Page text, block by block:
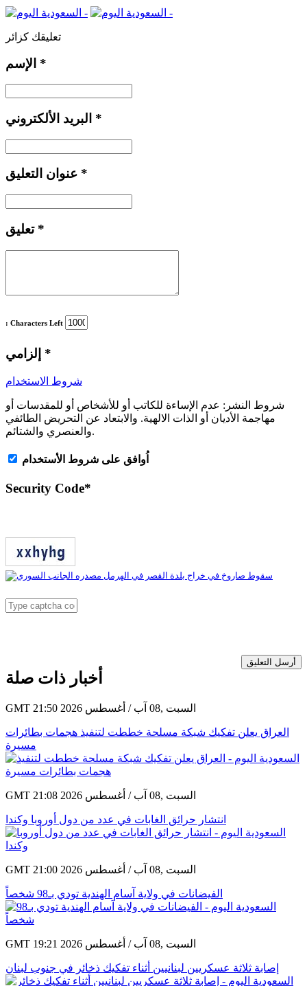
تعليقك كزائر
*
*
*
تعليق *
: Characters Left
*
شروط الاستخدام
شروط النشر: عدم الإساءة للكاتب أو للأشخاص أو للمقدسات أو
مهاجمة الأديان أو الذات الالهية. والابتعاد عن التحريض الطائفي
والعنصري والشتائم.
اُوافق على شروط الأستخدام
Security Code*
أرسل التعليق
أخبار ذات صلة
GMT 21:50 2026 السبت ,08 آب / أغسطس
العراق يعلن تفكيك شبكة مسلحة خططت لتنفيذ هجمات بطائرات
مسيرة
GMT 21:08 2026 السبت ,08 آب / أغسطس
انتشار حرائق الغابات في عدد من دول أوروبا وكندا
GMT 21:00 2026 السبت ,08 آب / أغسطس
الفيضانات في ولاية آسام الهندية تودي بـ98 شخصاً
GMT 19:21 2026 السبت ,08 آب / أغسطس
إصابة ثلاثة عسكريين لبنانيين أثناء تفكيك ذخائر في جنوب لبنان